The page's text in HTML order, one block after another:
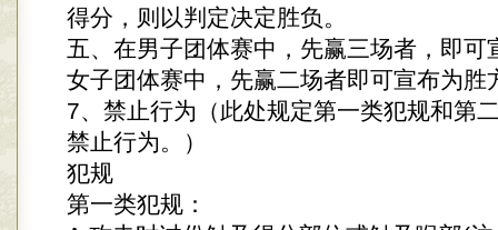
得分，则以判定决定胜负。
五、在男子团体赛中，先赢三场者，即可
女子团体赛中，先赢二场者即可宣布为胜
7、禁止行为（此处规定第一类犯规和第
禁止行为。）
犯规
第一类犯规：